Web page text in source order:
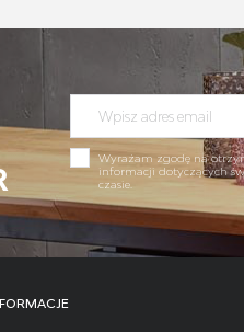
Wyrażam zgodę na
informacji dotyczących
czasie.